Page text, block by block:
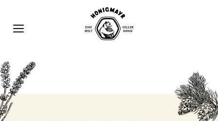
springen